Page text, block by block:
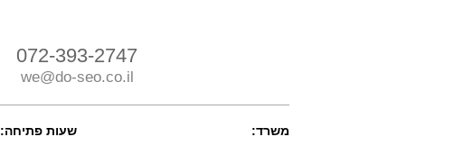
072-393-2747
we@do-seo.co.il
משרד: שעות פתיחה: